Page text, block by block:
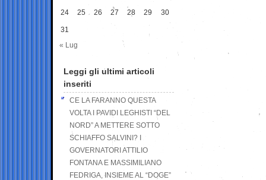
24 25 26 27 28 29 30
31
« Lug
Leggi gli ultimi articoli
inseriti
CE LA FARANNO QUESTA
VOLTA I PAVIDI LEGHISTI “DEL
NORD” A METTERE SOTTO
SCHIAFFO SALVINI? I
GOVERNATORI ATTILIO
FONTANA E MASSIMILIANO
FEDRIGA, INSIEME AL “DOGE”